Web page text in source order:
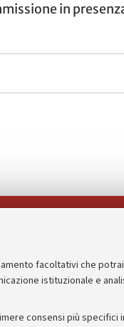
facoltativi che
istituzionale e
consensi più specifici
in
concorsi